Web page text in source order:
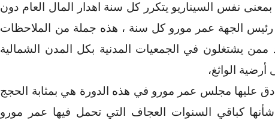
904,5 ملايين الدرهم بمعنى نفس السيناريو يتكرر كل سنة اهدار المال العام دون
رئيس الجهة عمر مورو كل سنة ، هذه جملة من الملاحظات
ممن يشتغلون في الجمعيات المدنية بكل المدن الشمالية
الواثغ،
عليها مجلس عمر مورو في هذه الدورة هي بمثابة الحجج
كباقي السنوات العجاف التي تحمل فيها عمر مورو